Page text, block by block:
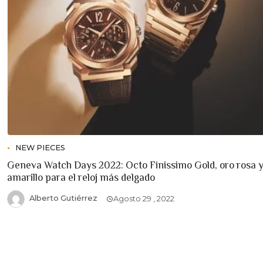
NEW PIECES
Geneva Watch Days 2022: Octo Finissimo Gold, oro rosa y
amarillo para el reloj más delgado
Alberto Gutiérrez Agosto 29 , 2022